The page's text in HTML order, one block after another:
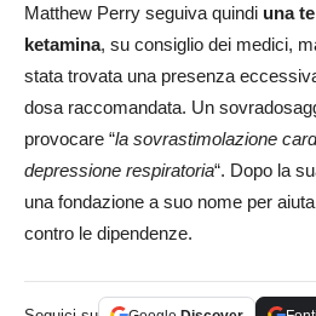
Matthew Perry seguiva quindi una
ketamina, su consiglio dei medici,
stata trovata una presenza
dosa raccomandata. Un
provocare “la sovrastimolazione
depressione respiratoria“. Dopo la
una fondazione a suo nome per
contro le dipendenze.